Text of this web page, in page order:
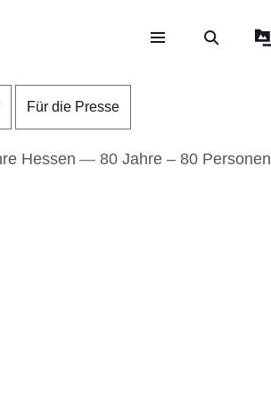
Für die Presse
Hessen
80 Jahre – 80 Personen